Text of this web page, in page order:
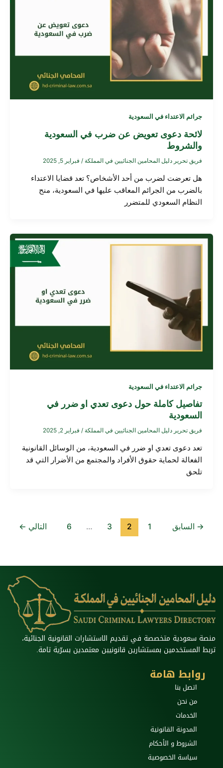
جرائم الاعتداء في السعودية
لائحة دعوى تعويض عن ضرب في السعودية
والشروط
فريق تحرير دليل المحامين الجنائيين في المملكة / فبراير 5, 2025
هل تعرضت لضرب من أحد الأشخاص؟ تعد قضايا الاعتداء
بالضرب من الجرائم المعاقب عليها في السعودية، منح
النظام السعودي للمتضرر
جرائم الاعتداء في السعودية
تفاصيل كاملة حول دعوى تعدي او ضرر في
السعودية
فريق تحرير دليل المحامين الجنائيين في المملكة / فبراير 2, 2025
تعد دعوى تعدي او ضرر في السعودية، من الوسائل القانونية
الفعالة لحماية حقوق الأفراد والمجتمع من الأضرار التي قد
تلحق
→ السابق 1
2
3
…
6 التالي ←
منصة سعودية متخصصة في تقديم الاستشارات القانونية الجنائية،
تربط المستخدمين بمستشارين قانونيين معتمدين بسرّية تامة.
روابط هامة
اتصل بنا
من نحن
الخدمات
المدونة القانونية
الشروط و الأحكام
سياسة الخصوصية